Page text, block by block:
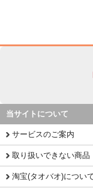
当サイトについて
サービスのご案内
取り扱いできない商品
淘宝(タオバオ)につい